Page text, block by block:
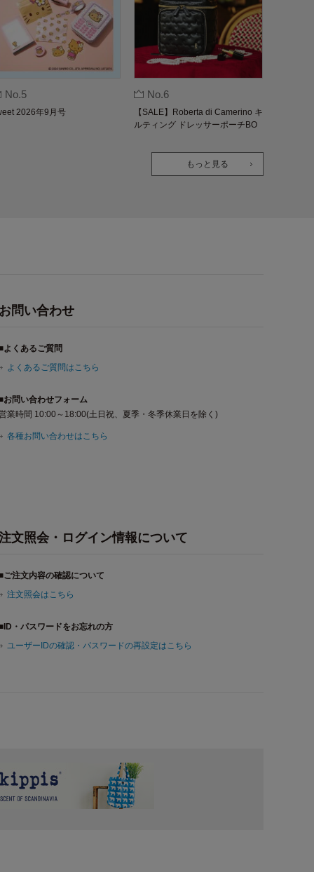
No.5
2026年9月号
No.6
【SALE】Roberta di Camerino キ
ルティング ドレッサーポーチBO
もっと見る
問い合わせ
よくあるご質問
よくあるご質問はこちら
お問い合わせフォーム
業時間 10:00～18:00(土日祝、夏季・冬季休業日を除く)
各種お問い合わせはこちら
文照会・ログイン情報について
ご注文内容の確認について
注文照会はこちら
・パスワードをお忘れの方
ユーザーIDの確認・パスワードの再設定はこちら